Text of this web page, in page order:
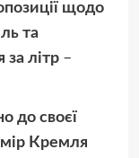
щодо
та
за літр –
до своєї
Кремля